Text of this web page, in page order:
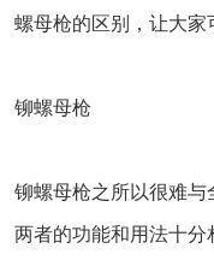
螺母枪的区别，让大家
铆螺母枪
铆螺母枪之所以很难
两者的功能和用法十